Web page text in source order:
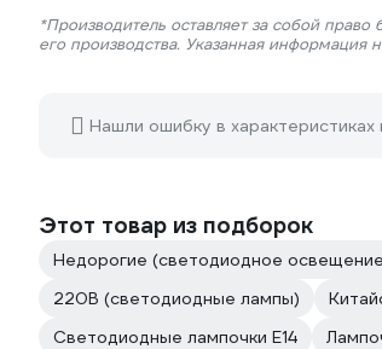
*Производитель оставляет за собой
его производства. Указанная информация
Нашли ошибку в характеристиках
Этот товар из подборок
Недорогие (светодиодное
220В (светодиодные лампы)
Светодиодные лампочки E14